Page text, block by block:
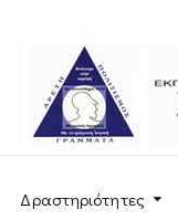
Δραστηριότητες